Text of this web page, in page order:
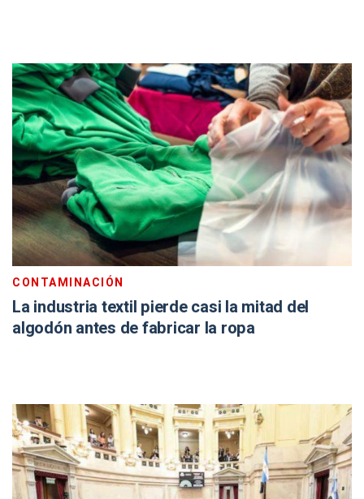
CONTAMINACIÓN
La industria textil pierde casi la mitad del
algodón antes de fabricar la ropa